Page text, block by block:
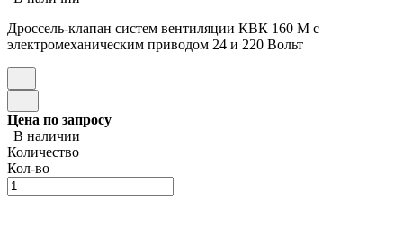
Дроссель-клапан систем вентиляции КВК 160 М с
электромеханическим приводом 24 и 220 Вольт
Цена по запросу
В наличии
Количество
Кол-во